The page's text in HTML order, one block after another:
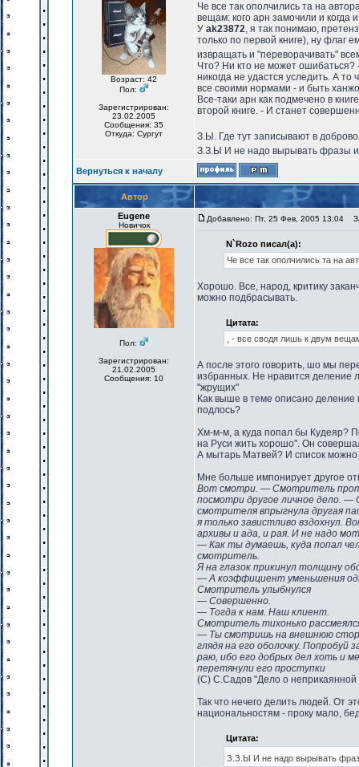
Возраст: 42
Пол:
Зарегистрирован:
23.02.2005
Сообщения: 35
Откуда: Сургут
Че все так ополчились та на
вещам: кого арн замочили и когда
У ak23872, я так понимаю,
только по первой книге), ну флаг
извращать и "переворачивать"
Что? Ни кто не может
никогда не удастся уследить. А
все своими нормами - и быть
Все-таки арн как подмечено в
второй книге. - И станет
З.Ы. Где тут записывают в
З.З.Ы И не надо вырывать фразы
Вернуться к началу
Автор
Eugene
Новичок
Пол:
Зарегистрирован:
21.02.2005
Сообщения: 10
Добавлено: Пт, 25 Фев, 2005 13:04
N`Rozo писал(а):
Че все так ополчились та на
Хорошо. Все, народ, критику
можно подбрасывать.
Цитата:
, - все сводя лишь к двум
А после этого говорить, шо мы
избранных. Не нравится деление
"жрущих"
Как выше в теме описано деление
подлось?
Хм-м-м, а куда попал бы Кудеяр?
на Руси жить хорошо". Он
А мытарь Матвей? И список можно
Мне больше импонирует другое
Вот смотри. — Смотритель
посмотри другое личное дело. —
смотрителя впрыгнула другая
я только завистливо вздохнул.
архивы и ада, и рая. И не надо
— Как ты думаешь, куда попал
смотритель.
Я на глазок прикинул толщину
— А коэффициент уменьшения
Смотритель улыбнулся
— Совершенно.
— Тогда к нам. Наш клиент.
Смотритель тихонько
— Ты смотришь на внешнюю
глядя на его оболочку. Попробуй
раю, ибо его добрых дел хоть и
перетянули его проступки
(C) C.Садов "Дело о
Так что нечего делить людей. От
национальностям - проку мало,
Цитата:
З.З.Ы И не надо вырывать